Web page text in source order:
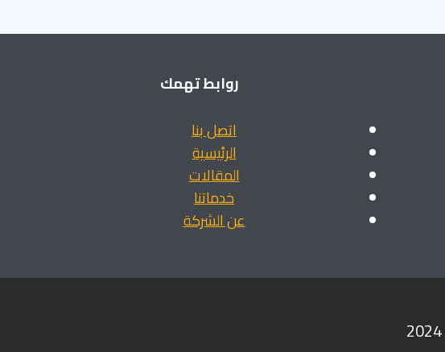
روابط تهمك
اتصل بنا
الرئيسية
المقالات
خدماتنا
عن الشركة